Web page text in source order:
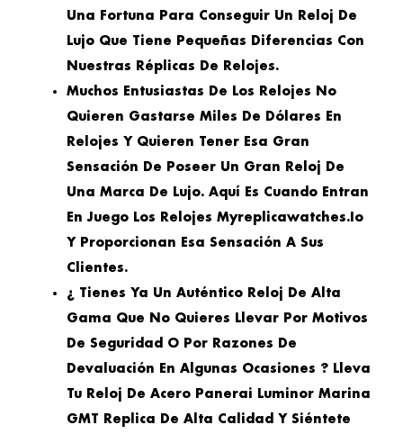
Una Fortuna Para Conseguir Un Reloj De
Lujo Que Tiene Pequeñas Diferencias Con
Nuestras Réplicas De Relojes.
Muchos Entusiastas De Los Relojes No
Quieren Gastarse Miles De Dólares En
Relojes Y Quieren Tener Esa Gran
Sensación De Poseer Un Gran Reloj De
Una Marca De Lujo. Aquí Es Cuando Entran
En Juego Los Relojes Myreplicawatches.io
Y Proporcionan Esa Sensación A Sus
Clientes.
¿ Tienes Ya Un Auténtico Reloj De Alta
Gama Que No Quieres Llevar Por Motivos
De Seguridad O Por Razones De
Devaluación En Algunas Ocasiones ? Lleva
Tu Reloj De Acero Panerai Luminor Marina
GMT Replica De Alta Calidad Y Siéntete